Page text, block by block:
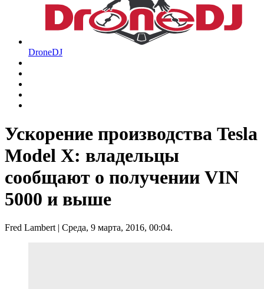
DroneDJ
Ускорение производства Tesla
Model X: владельцы
сообщают о получении VIN
5000 и выше
Fred Lambert| Среда, 9 марта, 2016, 00:04.